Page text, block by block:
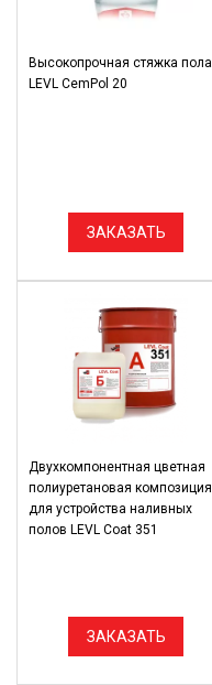
Высокопрочная стяжка пола
LEVL CemPol 20
ЗАКАЗАТЬ
Двухкомпонентная цветная
полиуретановая композиция
для устройства наливных
полов LEVL Coat 351
ЗАКАЗАТЬ